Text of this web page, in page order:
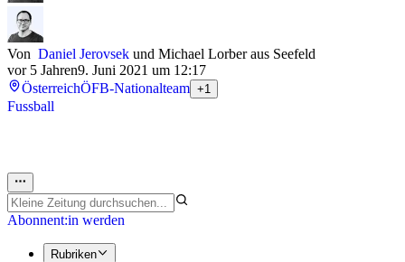
Von Daniel Jerovsek und Michael Lorber aus Seefeld
vor 5 Jahren9. Juni 2021 um 12:17
ÖsterreichÖFB-Nationalteam +1
Fussball
Abonnent:in werden
Rubriken